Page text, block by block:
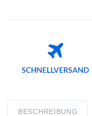
BESCHREIBUNG